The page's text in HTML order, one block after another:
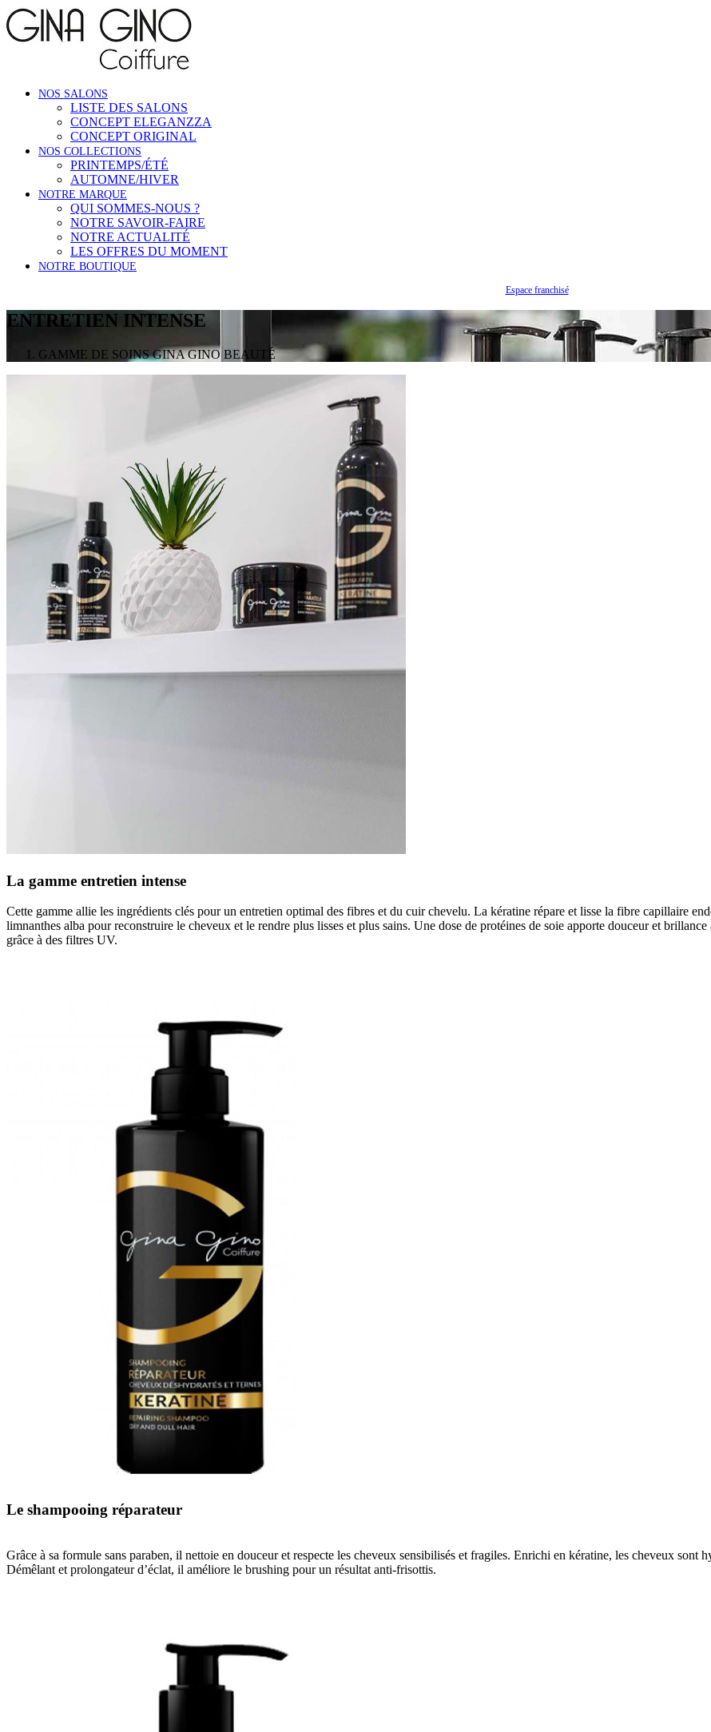
NOS SALONS
LISTE DES SALONS
CONCEPT ELEGANZZA
CONCEPT ORIGINAL
NOS COLLECTIONS
PRINTEMPS/ÉTÉ
AUTOMNE/HIVER
NOTRE MARQUE
QUI SOMMES-NOUS ?
NOTRE SAVOIR-FAIRE
NOTRE ACTUALITÉ
LES OFFRES DU MOMENT
NOTRE BOUTIQUE
Espace franchisé
ENTRETIEN INTENSE
GAMME DE SOINS GINA GINO BEAUTÉ
La gamme entretien intense
Cette gamme allie les ingrédients clés pour un entretien optimal des fibres et du cuir chevelu. La kératine répare et lisse la fibre capillaire
limnanthes alba pour reconstruire le cheveux et le rendre plus lisses et plus sains. Une dose de protéines de soie apporte douceur et
grâce à des filtres UV.
Le shampooing réparateur
Grâce à sa formule sans paraben, il nettoie en douceur et respecte les cheveux sensibilisés et fragiles. Enrichi en kératine, les cheveux sont
Démêlant et prolongateur d’éclat, il améliore le brushing pour un résultat anti-frisottis.